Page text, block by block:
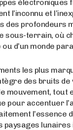
électroniques
l’inconnu et
des profondeurs
sous-terrain, où
d’un monde
les plus
des bruits
mouvement, tout
pour accentuer
l’essence
paysages